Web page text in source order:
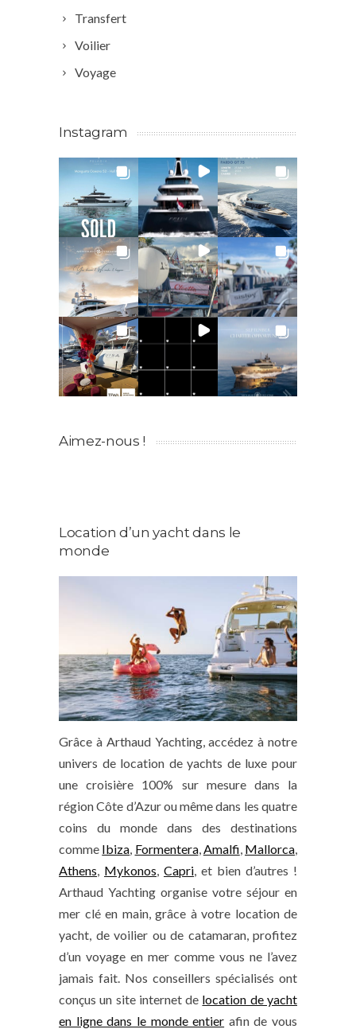
Transfert
Voilier
Voyage
Instagram
Aimez-nous !
Location d’un yacht dans le
monde
Grâce à Arthaud Yachting, accédez à notre
univers de location de yachts de luxe pour
une croisière 100% sur mesure dans la
région Côte d’Azur ou même dans les quatre
coins du monde dans des destinations
comme Ibiza, Formentera,Amalfi, Mallorca,
Athens, Mykonos, Capri, et bien d’autres !
Arthaud Yachting organise votre séjour en
mer clé en main, grâce à votre location de
yacht, de voilier ou de catamaran, profitez
d’un voyage en mer comme vous ne l’avez
jamais fait. Nos conseillers spécialisés ont
conçus un site internet de location de yacht
en ligne dans le monde entier afin de vous